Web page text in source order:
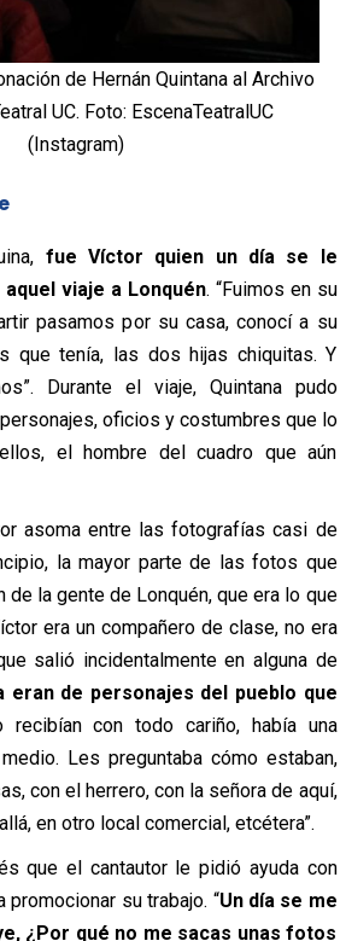
de Hernán Quintana al Archivo
UC. Foto: EscenaTeatralUC
(Instagram)
fue Víctor quien un día se le
viaje a Lonquén. “Fuimos en su
pasamos por su casa, conocí a su
que tenía, las dos hijas chiquitas. Y
Durante el viaje, Quintana pudo
oficios y costumbres que lo
el hombre del cuadro que aún
asoma entre las fotografías casi de
la mayor parte de las fotos que
de la gente de Lonquén, que era lo que
era un compañero de clase, no era
salió incidentalmente en alguna de
eran de personajes del pueblo que
recibían con todo cariño, había una
Les preguntaba cómo estaban,
con el herrero, con la señora de aquí,
en otro local comercial, etcétera”.
que el cantautor le pidió ayuda con
su trabajo. “Un día se me
¿Por qué no me sacas unas fotos